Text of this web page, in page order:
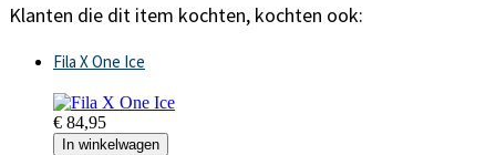
Klanten die dit item kochten, kochten ook:
Fila X One Ice
€ 84,95
In winkelwagen